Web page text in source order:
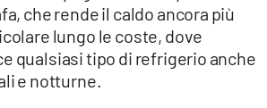
che rende il caldo ancora più
lungo le coste, dove
qualsiasi tipo di refrigerio anche
e notturne.